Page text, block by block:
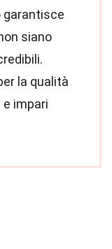
garantisce
siano
la qualità
impari